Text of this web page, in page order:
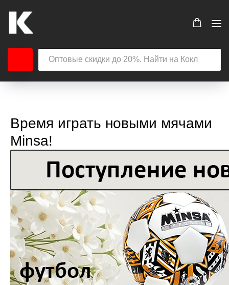
Время играть новыми мячами
Minsa!